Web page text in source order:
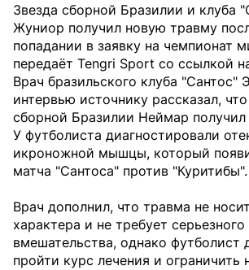
Звезда сборной Бразилии и клуба
Жуниор получил новую травму
попадании в заявку на чемпионат
передаёт Tengri Sport со ссылкой
Врач бразильского клуба "Сантос"
интервью источнику рассказал, что
сборной Бразилии Неймар
У футболиста диагностировали
икроножной мышцы, который
матча "Сантоса" против "Куритибы".
Врач дополнил, что травма не
характера и не требует серьезного
вмешательства, однако футболист
пройти курс лечения и ограничить